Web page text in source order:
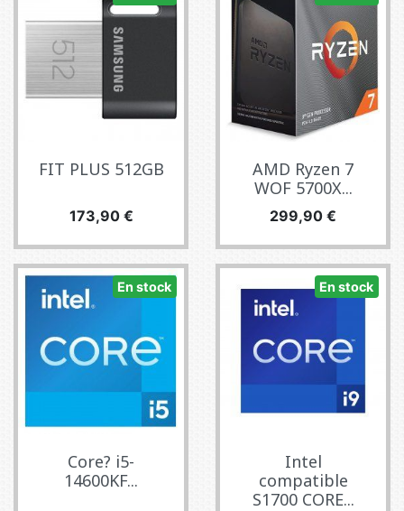
FIT PLUS 512GB
Precio
173,90 €
AMD Ryzen 7
WOF 5700X...
Precio
299,90 €
En stock
Core? i5-
14600KF...
En stock
Intel
compatible
S1700 CORE...